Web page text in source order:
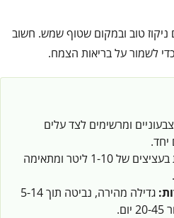
טוב ובמקום שטוף שמש. חשוב
לשמור על בריאות הצמח.
ומרשימים לצד עלים
יחד.
מסתדרת בעציצים של 1-10 ליטר ומתאימה
גדילה מהירה, נביטה תוך 5-14